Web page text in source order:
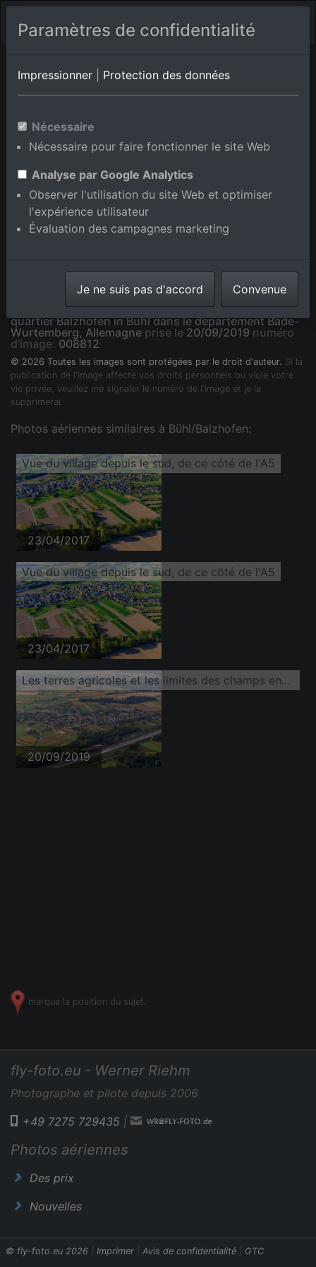
Album de lieux Bühl/Balzhofen
en Bade-
Wurtemberg,Allemagne
Ajouter au panier int.
Vue de la ville depuis le sud-ouest sur la route A5 à le
quartier Balzhofen in Bühl dans le département Bade-
Wurtemberg, Allemagne prise le 20/09/2019 numéro
d'image: 008812
© 2026 Toutes les images sont protégées par le droit d'auteur. Si la
publication de l'image affecte vos droits personnels ou viole votre
vie privée, veuillez me signaler le numéro de l'image et je la
supprimerai.
Photos aériennes similaires à Bühl/Balzhofen:
Vue du village depuis le sud, de ce côté de l'A5
23/04/2017
Vue du village depuis le sud, de ce côté de l'A5
23/04/2017
Les terres agricoles et les limites des champs entourent la zone d'habitation du village derrière l'autoroute A5 dans Balzhofen
20/09/2019
marque la position du sujet.
fly-foto.eu - Werner Riehm
Photographe et pilote depuis 2006
+49 7275 729435 |
Photos aériennes
Des prix
Nouvelles
© fly-foto.eu 2026 | Imprimer | Avis de confidentialité | GTC
Paramètres de confidentialité
Impressionner Protection des données
Nécessaire
Nécessaire pour faire fonctionner le site Web
Analyse par Google Analytics
Observer l'utilisation du site Web et optimiser
l'expérience utilisateur
Évaluation des campagnes marketing
Je ne suis pas d'accord Convenue